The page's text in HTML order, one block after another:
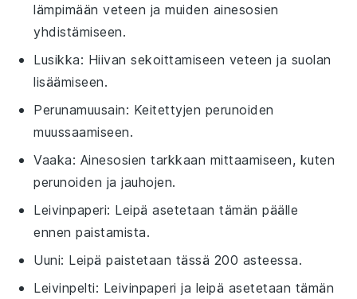
lämpimään veteen ja muiden ainesosien
yhdistämiseen.
Lusikka: Hiivan sekoittamiseen veteen ja suolan
lisäämiseen.
Perunamuusain: Keitettyjen perunoiden
muussaamiseen.
Vaaka: Ainesosien tarkkaan mittaamiseen, kuten
perunoiden ja jauhojen.
Leivinpaperi: Leipä asetetaan tämän päälle
ennen paistamista.
Uuni: Leipä paistetaan tässä 200 asteessa.
Leivinpelti: Leivinpaperi ja leipä asetetaan tämän